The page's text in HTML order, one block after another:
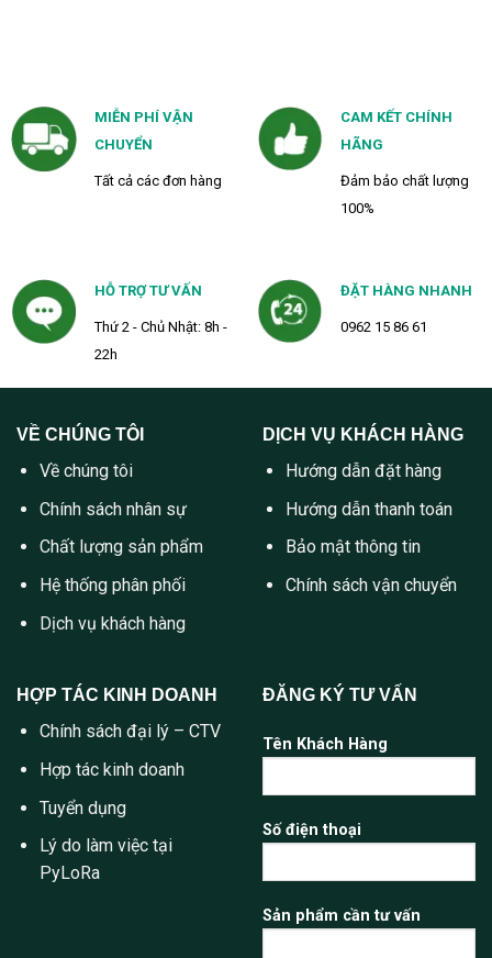
MIỄN PHÍ VẬN
CHUYỂN
Tất cả các đơn hàng
CAM KẾT CHÍNH
HÃNG
Đảm bảo chất lượng
100%
HỖ TRỢ TƯ VẤN
Thứ 2 - Chủ Nhật: 8h -
22h
ĐẶT HÀNG NHANH
0962 15 86 61
VỀ CHÚNG TÔI
Về chúng tôi
Chính sách nhân sự
Chất lượng sản phẩm
Hệ thống phân phối
Dịch vụ khách hàng
DỊCH VỤ KHÁCH HÀNG
Hướng dẫn đặt hàng
Hướng dẫn thanh toán
Bảo mật thông tin
Chính sách vận chuyển
HỢP TÁC KINH DOANH
Chính sách đại lý – CTV
Hợp tác kinh doanh
Tuyển dụng
Lý do làm việc tại
PyLoRa
ĐĂNG KÝ TƯ VẤN
Tên Khách Hàng
Số điện thoại
Sản phẩm cần tư vấn